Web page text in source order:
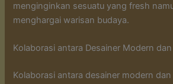
menginginkan sesuatu yang fresh
menghargai warisan budaya.
Kolaborasi antara Desainer Modern
Kolaborasi antara desainer modern